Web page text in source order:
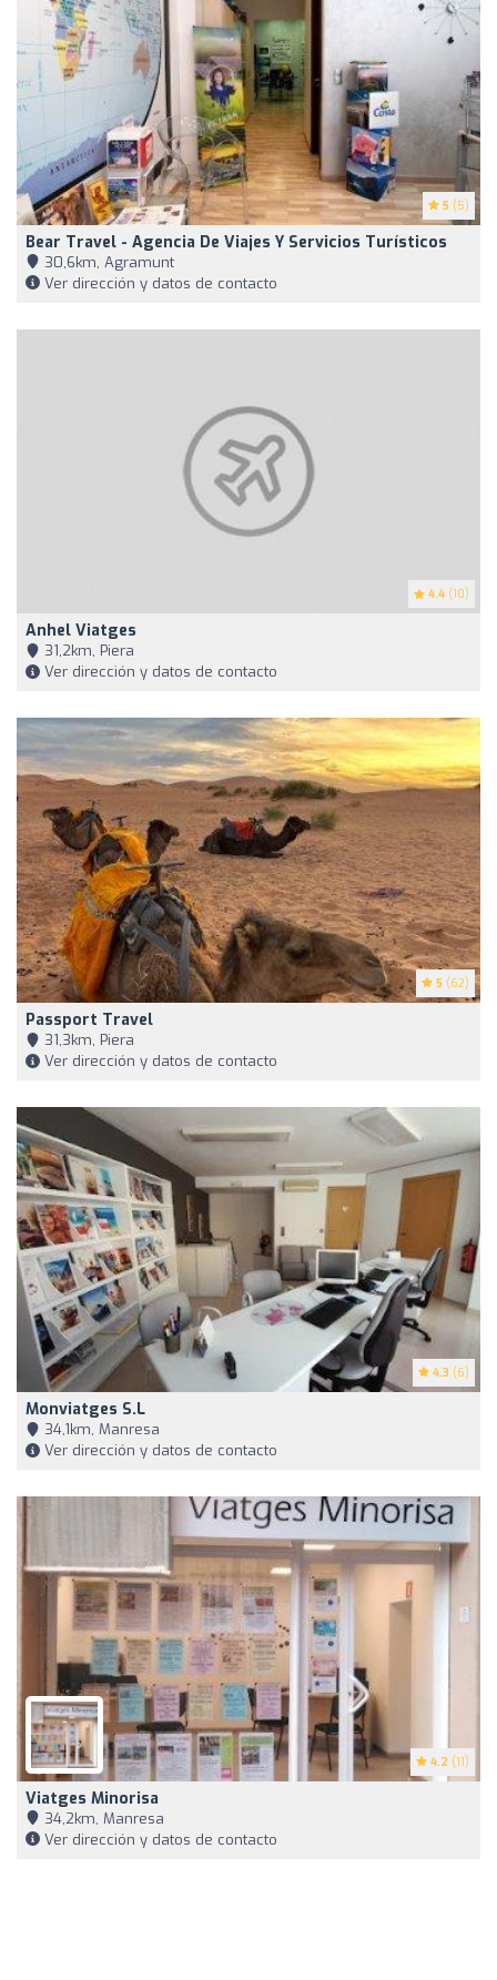
5 (5)
Bear Travel - Agencia De Viajes Y Servicios Turísticos
30,6km, Agramunt
Ver dirección y datos de contacto
4.4 (10)
Anhel Viatges
31,2km, Piera
Ver dirección y datos de contacto
5 (62)
Passport Travel
31,3km, Piera
Ver dirección y datos de contacto
4.3 (6)
Monviatges S.L
34,1km, Manresa
Ver dirección y datos de contacto
4.2 (11)
Viatges Minorisa
34,2km, Manresa
Ver dirección y datos de contacto